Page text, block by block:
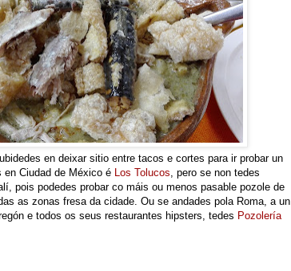
en deixar sitio entre tacos e cortes para ir probar un
en Ciudad de México é Los Tolucos , pero se non tedes
pois podedes probar co máis ou menos pasable pozole de
as zonas fresa da cidade. Ou se andades pola Roma, a un
e todos os seus restaurantes hipsters, tedes Pozolería